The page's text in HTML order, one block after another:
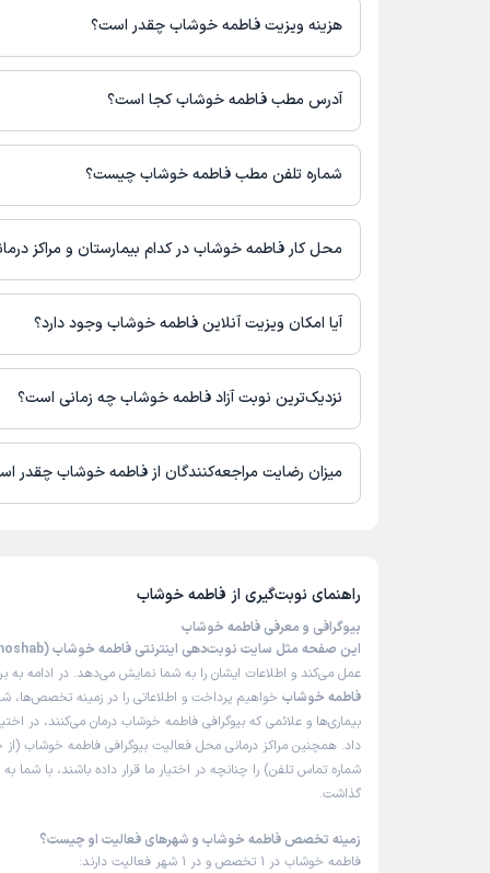
هزینه ویزیت فاطمه خوشاب چقدر است؟
برای اطلاع از هزینه ویزیت فاطمه خوشاب، لازم است با مطب تماس
آدرس مطب فاطمه خوشاب کجا است؟
فاطمه خوشاب 1 مطب فعال دارند. آدرس مطب‌های فاطمه خوشاب به شرح زیر است.
کنگان- بیمارستان امام خمینی
شماره تلفن مطب فاطمه خوشاب چیست؟
مطب بیمارستان امام خمینی : 07737226543
محل کار فاطمه خوشاب در کدام بیمارستان و مراکز
اطلاعاتی درباره محل فعالیت فاطمه خوشاب در مراکز درمانی در
آیا امکان ویزیت آنلاین فاطمه خوشاب وجود دارد؟
در حال حاضر اطلاعاتی درباره ارائه ویزیت آنلاین توسط فاطمه
برای دریافت اطلاعات دقیق‌تر، لطفاً با مطب تماس بگیرید.
نزدیک‌ترین نوبت آزاد فاطمه خوشاب چه زمانی است؟
زمان نوبت‌دهی و پذیرش بیماران با هماهنگی مطب مشخص می‌شود.
میزان رضایت مراجعه‌کنندگان از فاطمه خوشاب چقدر
راهنمای نوبت‌گیری از فاطمه خوشاب
بیوگرافی و معرفی فاطمه خوشاب
این صفحه مثل سایت نوبت‌دهی اینترنتی فاطمه خوشاب (Fatemeh Khoshab)
عمل می‌کند و اطلاعات ایشان را به شما نمایش می‌دهد. در ادامه به
فاطمه خوشاب خواهیم پرداخت و اطلاعاتی را در زمینه تخصص‌ها،
بیماری‌ها و علائمی که بیوگرافی فاطمه خوشاب درمان می‌کنند، در
داد. همچنین مراکز درمانی محل فعالیت بیوگرافی فاطمه خوشاب
شماره تماس تلفن) را چنانچه در اختیار ما قرار داده باشند، با شما
گذاشت.
زمینه تخصص فاطمه خوشاب و شهرهای فعالیت او چیست؟
فاطمه خوشاب در 1 تخصص و در 1 شهر فعالیت دارند: